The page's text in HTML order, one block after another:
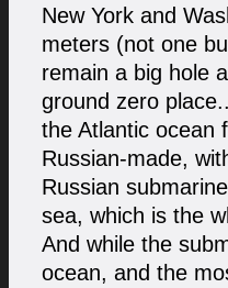
New York and
meters (not one
remain a big hole
ground zero
the Atlantic ocean
Russian-made,
Russian
sea, which is the
And while the
ocean, and the